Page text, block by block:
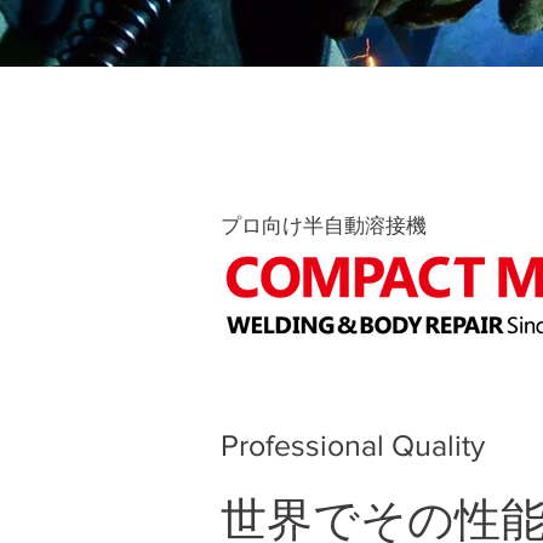
​プロ向け半自動溶接機
世界でその性
Professional Quality